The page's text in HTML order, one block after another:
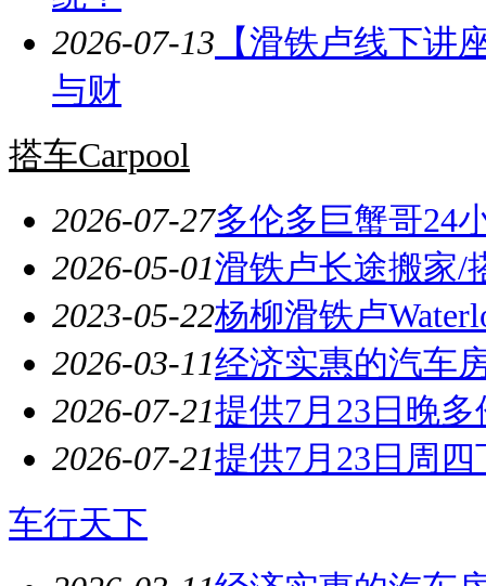
2026-07-13 【滑铁卢线下讲
与财
搭车Carpool
2026-07-27多伦多巨蟹哥24
2026-05-01滑铁卢长途搬家/
2023-05-22杨柳滑铁卢
2026-03-11经济实惠的汽车
2026-07-21提供7月23日晚
2026-07-21提供7月23日周
车行天下